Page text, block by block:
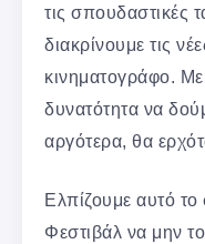
τις σπουδαστικές
διακρίνουμε τις
κινηματογράφο. Με
δυνατότητα να
αργότερα, θα
Ελπίζουμε αυτό
Φεστιβάλ να μην